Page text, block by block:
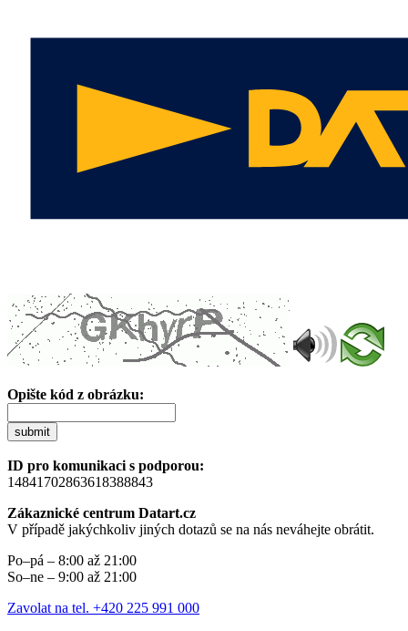
Opište kód z obrázku:
submit
ID pro komunikaci s podporou:
14841702863618388843
Zákaznické centrum Datart.cz
V případě jakýchkoliv jiných dotazů se na nás neváhejte obrátit.
Po–pá – 8:00 až 21:00
So–ne – 9:00 až 21:00
Zavolat na tel. +420 225 991 000